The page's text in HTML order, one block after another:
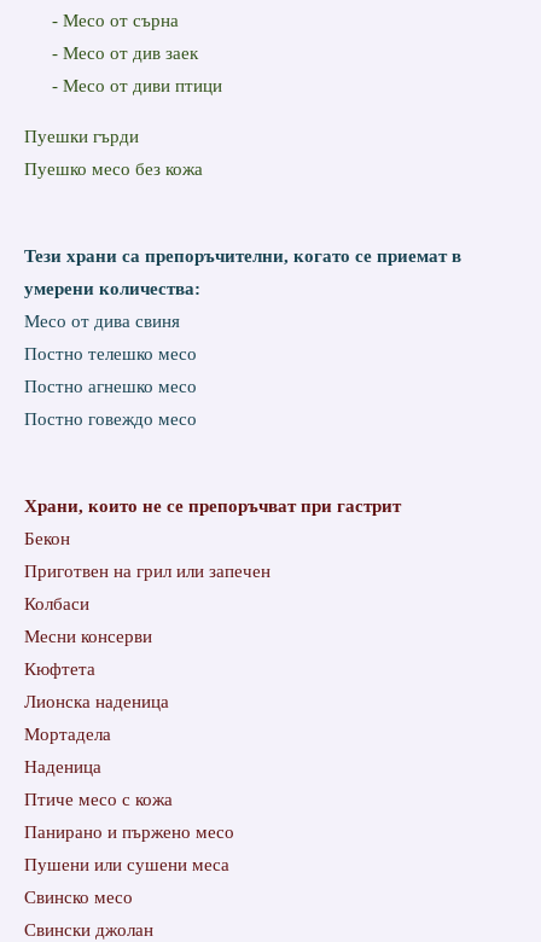
- Месо от сърна
- Месо от див заек
- Месо от диви птици
Пуешки гърди
Пуешко месо без кожа
Тези храни са препоръчителни, когато се приемат в
умерени количества:
Месо от дива свиня
Постно телешко месо
Постно агнешко месо
Постно говеждо месо
Храни, които не се препоръчват при гастрит
Бекон
Приготвен на грил или запечен
Колбаси
Месни консерви
Кюфтета
Лионска наденица
Мортадела
Наденица
Птиче месо с кожа
Панирано и пържено месо
Пушени или сушени меса
Свинско месо
Свински джолан